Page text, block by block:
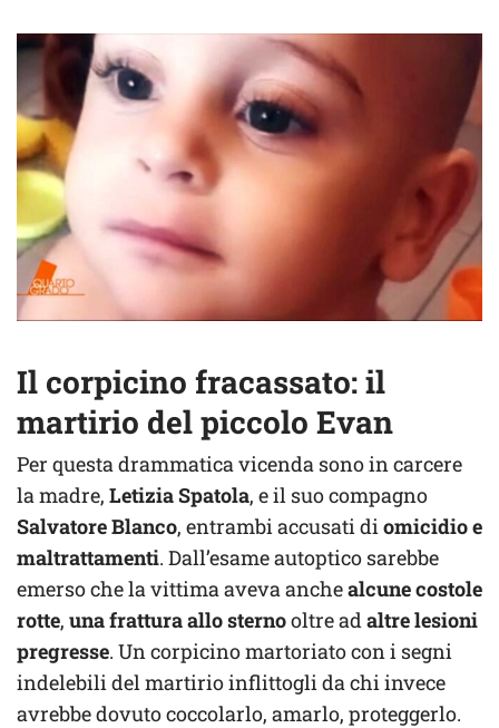
Il corpicino fracassato: il
martirio del piccolo Evan
Per questa drammatica vicenda sono in carcere
la madre, Letizia Spatola, e il suo compagno
Salvatore Blanco, entrambi accusati diomicidio e
maltrattamenti. Dall’esame autoptico sarebbe
emerso che la vittima aveva anchealcune costole
rotte, una frattura allo sternooltre adaltre lesioni
pregresse. Un corpicino martoriato con i segni
indelebili del martirio inflittogli da chi invece
avrebbe dovuto coccolarlo, amarlo, proteggerlo.